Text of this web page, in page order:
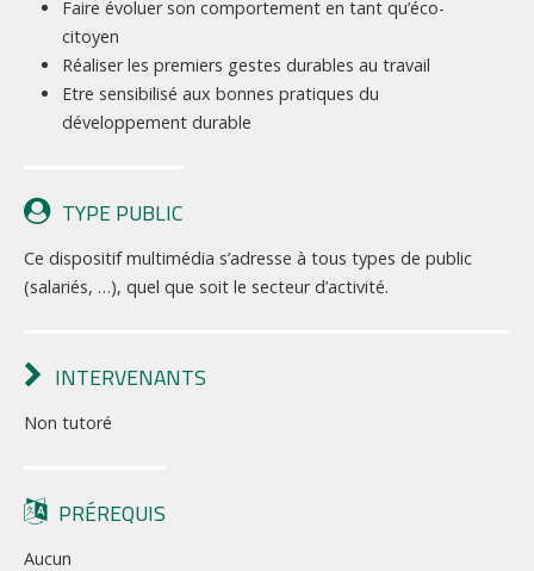
Faire évoluer son comportement en tant qu’éco-
citoyen
Réaliser les premiers gestes durables au travail
Etre sensibilisé aux bonnes pratiques du
développement durable
TYPE PUBLIC
Ce dispositif multimédia s’adresse à tous types de public
(salariés, …), quel que soit le secteur d’activité.
INTERVENANTS
Non tutoré
PRÉREQUIS
Aucun